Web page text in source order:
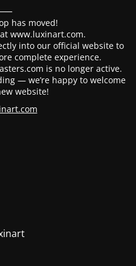
has moved!
www.luxinart.com.
into our official website to
complete experience.
is no longer active.
— we’re happy to welcome
website!